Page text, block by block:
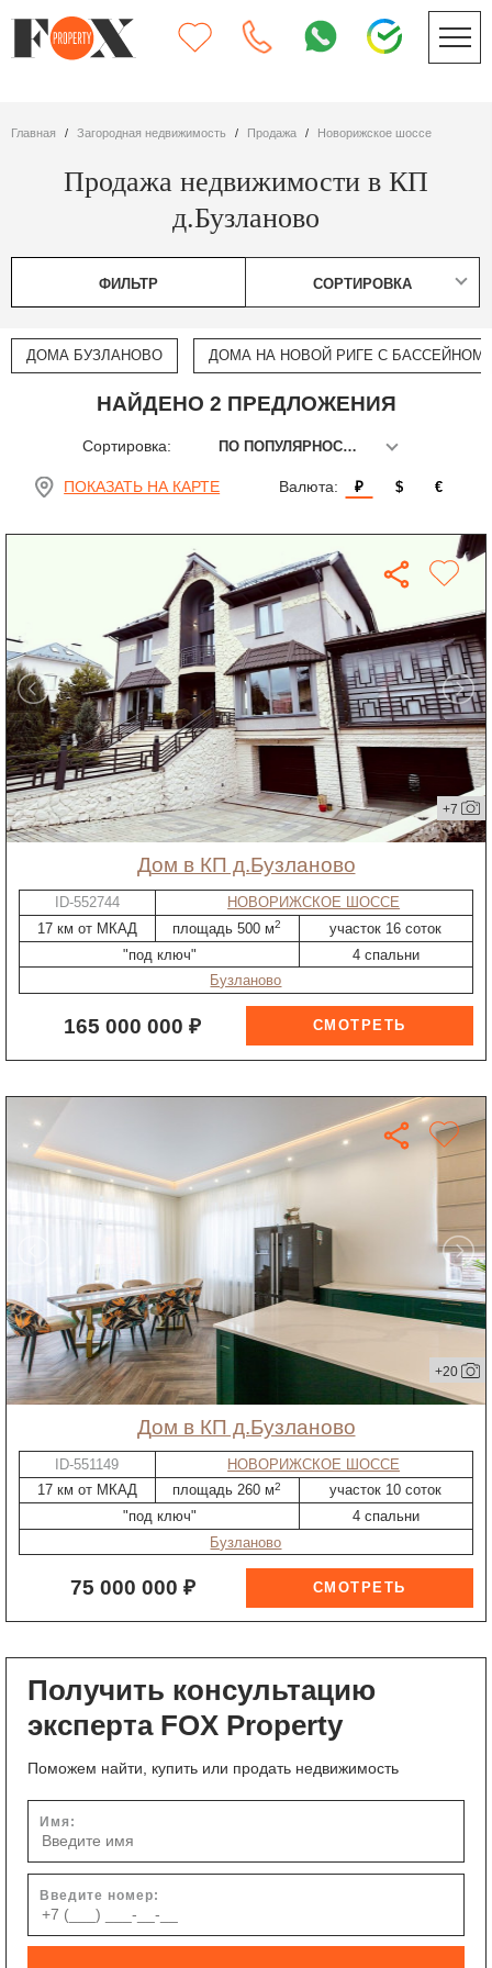
Главная Загородная недвижимость Продажа Новорижское шоссе
Продажа недвижимости в КП
д.Бузланово
ФИЛЬТР СОРТИРОВКА
ДОМА БУЗЛАНОВО ДОМА НА НОВОЙ РИГЕ С БАССЕЙНОМ
НАЙДЕНО 2 ПРЕДЛОЖЕНИЯ
Сортировка: ПО ПОПУЛЯРНОСТИ
ПОКАЗАТЬ НА КАРТЕ Валюта: ₽ $ €
+7
дом в КП д.Бузланово
ID-552744
НОВОРИЖСКОЕ ШОССЕ
17 км от МКАД
площадь 500 м2
участок 16 соток
"под ключ"
4 спальни
Бузланово
165 000 000 ₽
+20
дом в КП д.Бузланово
ID-551149
НОВОРИЖСКОЕ ШОССЕ
17 км от МКАД
площадь 260 м2
участок 10 соток
"под ключ"
4 спальни
Бузланово
75 000 000 ₽
Получить консультацию
эксперта FOX Property
Поможем найти, купить или продать недвижимость
Имя:
Введите номер: